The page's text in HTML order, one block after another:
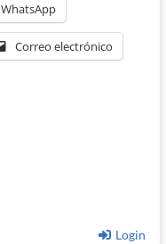
WhatsApp
Correo electrónico
Login